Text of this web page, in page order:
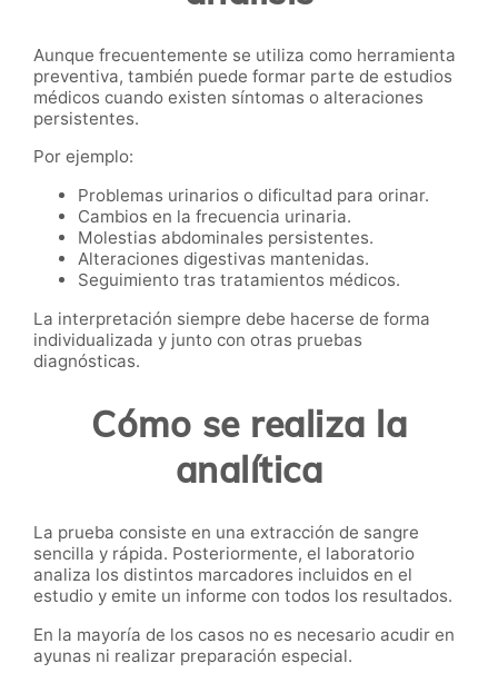
Aunque frecuentemente se utiliza como herramienta
preventiva, también puede formar parte de estudios
médicos cuando existen síntomas o alteraciones
persistentes.
Por ejemplo:
Problemas urinarios o dificultad para orinar.
Cambios en la frecuencia urinaria.
Molestias abdominales persistentes.
Alteraciones digestivas mantenidas.
Seguimiento tras tratamientos médicos.
La interpretación siempre debe hacerse de forma
individualizada y junto con otras pruebas
diagnósticas.
Cómo se realiza la
analítica
La prueba consiste en una extracción de sangre
sencilla y rápida. Posteriormente, el laboratorio
analiza los distintos marcadores incluidos en el
estudio y emite un informe con todos los resultados.
En la mayoría de los casos no es necesario acudir en
ayunas ni realizar preparación especial.